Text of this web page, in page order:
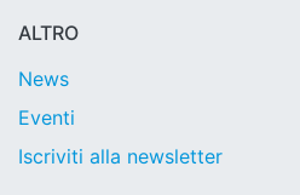
ALTRO
News
Eventi
Iscriviti alla newsletter